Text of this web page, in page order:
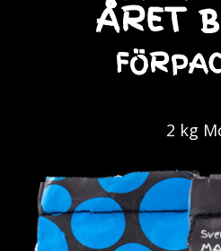
ÅRET
2 kg